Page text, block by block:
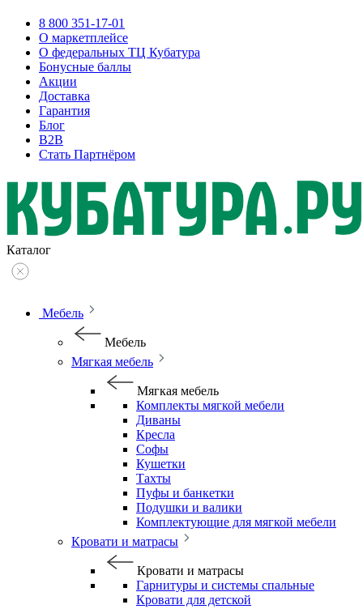
8 800 351-17-01
О маркетплейсе
О федеральных ТЦ Кубатура
Бонусные баллы
Акции
Доставка
Гарантия
Блог
B2B
Стать Партнёром
Каталог
Мебель
Мебель
Мягкая мебель
Мягкая мебель
Комплекты мягкой мебели
Диваны
Кресла
Софы
Кушетки
Тахты
Пуфы и банкетки
Подушки и валики
Комплектующие для мягкой мебели
Кровати и матрасы
Кровати и матрасы
Гарнитуры и системы спальные
Кровати для детской